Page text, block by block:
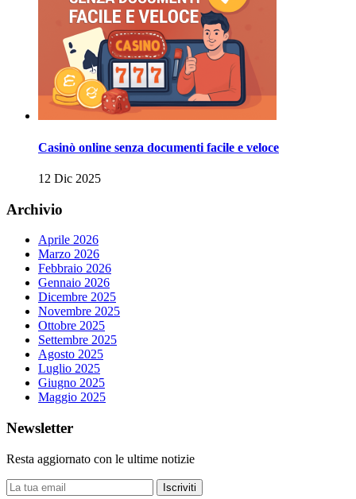
Casinò online senza documenti facile e veloce
12 Dic 2025
Archivio
Aprile 2026
Marzo 2026
Febbraio 2026
Gennaio 2026
Dicembre 2025
Novembre 2025
Ottobre 2025
Settembre 2025
Agosto 2025
Luglio 2025
Giugno 2025
Maggio 2025
Newsletter
Resta aggiornato con le ultime notizie
Iscriviti